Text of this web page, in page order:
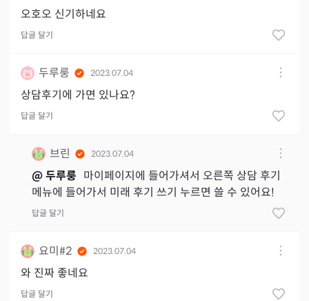
오호오 신기하네요
답글 달기
두루룽 2023.07.04
상담후기에 가면 있나요?
답글 달기
브린 2023.07.04
@두루룽 마이페이지에 들어가셔서 오른쪽 상담 후기
메뉴에 들어가서 미래 후기 쓰기 누르면 쓸 수 있어요!
답글 달기
요미#2 2023.07.04
와 진짜 좋네요
답글 달기